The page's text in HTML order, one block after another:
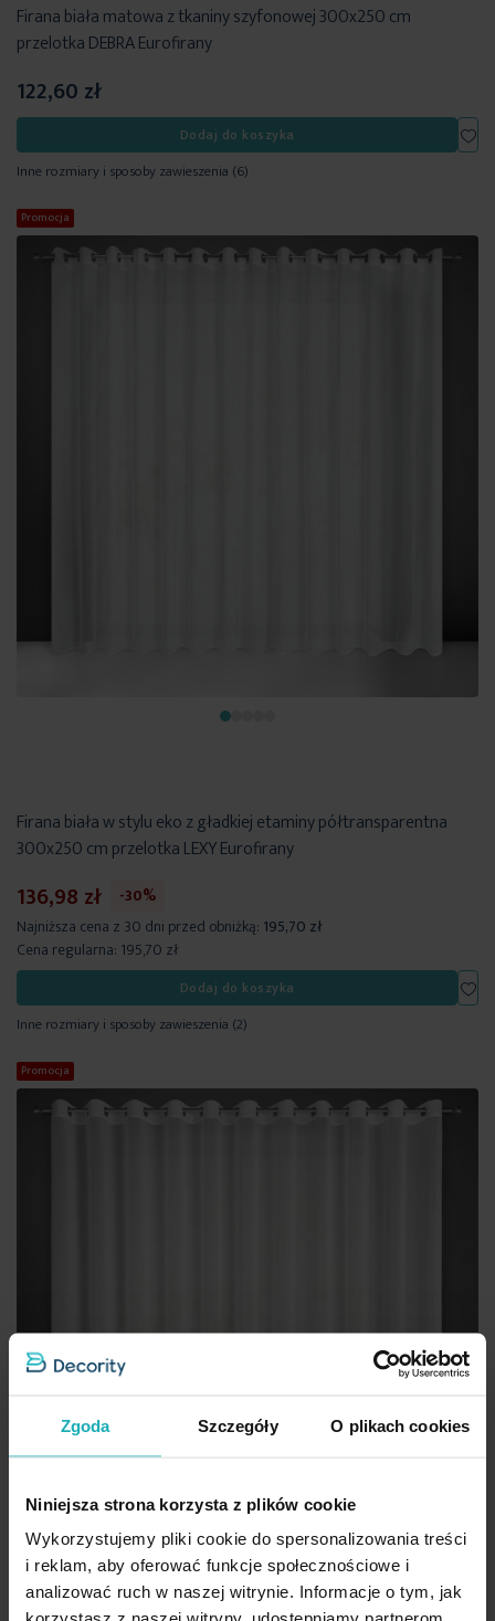
Zgoda Szczegóły O plikach cookies
Niniejsza strona korzysta z plików cookie
Wykorzystujemy pliki cookie do spersonalizowania treści
i reklam, aby oferować funkcje społecznościowe i
analizować ruch w naszej witrynie. Informacje o tym, jak
Firana biała matowa z tkaniny szyfonowej 300x250 cm
przelotka DEBRA Eurofirany
122,60 zł
Dodaj do koszyka
Inne rozmiary i sposoby zawieszenia (6)
Promocja
Firana biała w stylu eko z gładkiej etaminy półtransparentna
300x250 cm przelotka LEXY Eurofirany
136,98 zł
-30%
Najniższa cena z 30 dni przed obniżką: 195,70 zł
Cena regularna: 195,70 zł
Dodaj do koszyka
Inne rozmiary i sposoby zawieszenia (2)
Promocja